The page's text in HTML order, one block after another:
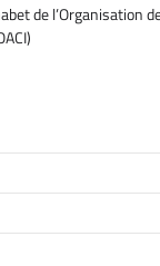
de l’Organisation